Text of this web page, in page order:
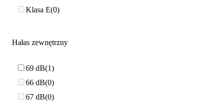
Klasa E 0
Hałas zewnętrzny
69 dB 1
66 dB 0
67 dB 0